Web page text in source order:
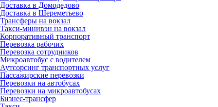
Доставка в Домодедово
Доставка в Шереметьево
Трансферы на вокзал
Такси-минивэн на вокзал
Корпоративный транспорт
Перевозка рабочих
Перевозка сотрудников
Микроавтобус с водителем
Аутсорсинг транспортных услуг
Пассажирские перевозки
Перевозки на автобусах
Перевозки на микроавтобусах
Бизнес-трансфер